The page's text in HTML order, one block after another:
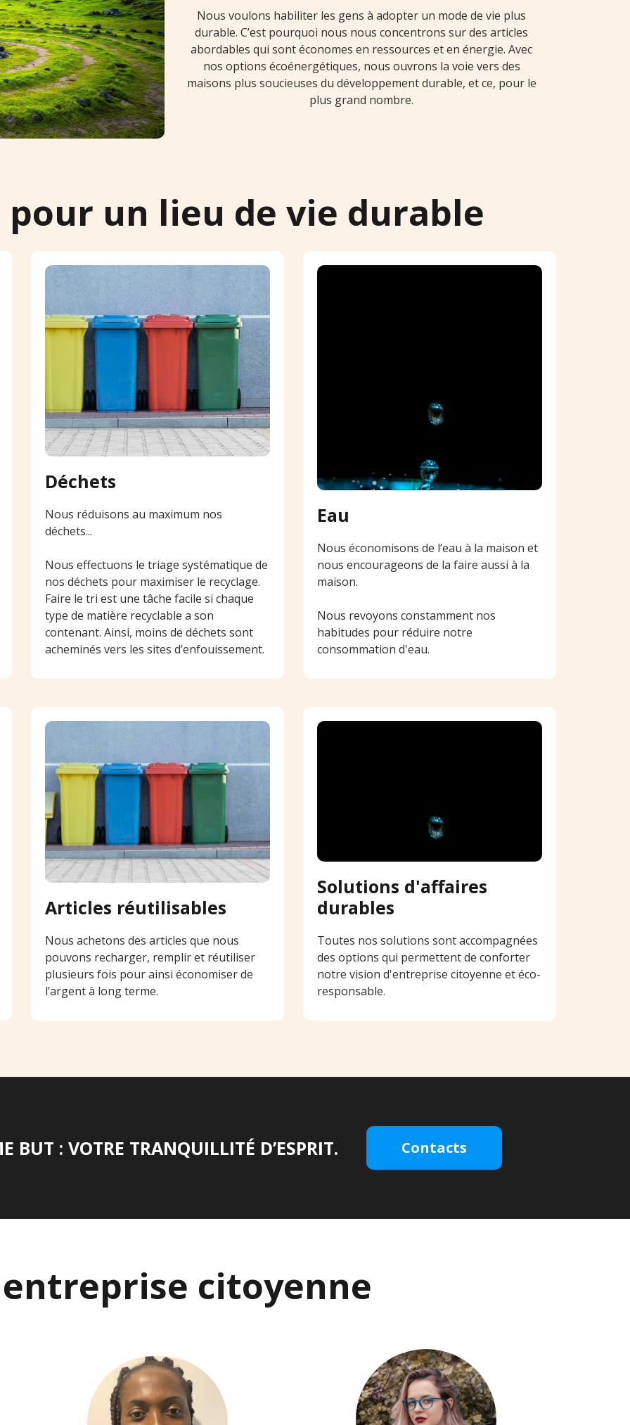
Nous voulons habiliter les gens à adopter un mode de vie plus
durable. C’est pourquoi nous nous concentrons sur des articles
abordables qui sont économes en ressources et en énergie. Avec
nos options écoénergétiques, nous ouvrons la voie vers des
maisons plus soucieuses du développement durable, et ce, pour le
plus grand nombre.
pour un lieu de vie durable
Déchets
Nous réduisons au maximum nos
déchets...
Nous effectuons le triage systématique de
nos déchets pour maximiser le recyclage.
Faire le tri est une tâche facile si chaque
type de matière recyclable a son
contenant. Ainsi, moins de déchets sont
acheminés vers les sites d’enfouissement.
Eau
Nous économisons de l’eau à la maison et
nous encourageons de la faire aussi à la
maison.
Nous revoyons constamment nos
habitudes pour réduire notre
consommation d'eau.
Articles réutilisables
Nous achetons des articles que nous
pouvons recharger, remplir et réutiliser
plusieurs fois pour ainsi économiser de
l’argent à long terme.
Solutions d'affaires
durables
Toutes nos solutions sont accompagnées
des options qui permettent de conforter
notre vision d'entreprise citoyenne et éco-
responsable.
BUT : VOTRE TRANQUILLITÉ D’ESPRIT. Contacts
citoyenne